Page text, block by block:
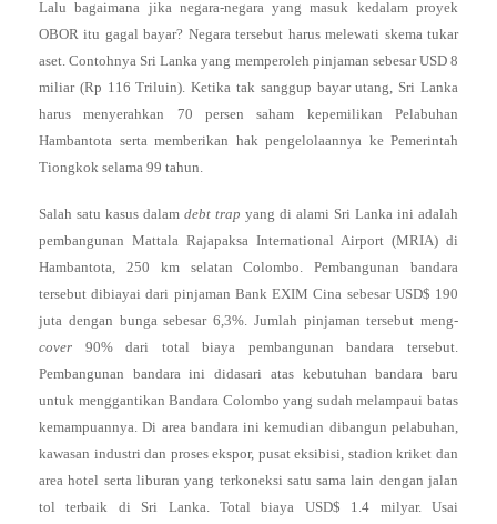
Lalu bagaimana jika negara-negara yang masuk kedalam proyek
OBOR itu gagal bayar? Negara tersebut harus melewati skema tukar
aset. Contohnya Sri Lanka yang memperoleh pinjaman sebesar USD 8
miliar (Rp 116 Triluin). Ketika tak sanggup bayar utang, Sri Lanka
harus menyerahkan 70 persen saham kepemilikan Pelabuhan
Hambantota serta memberikan hak pengelolaannya ke Pemerintah
Tiongkok selama 99 tahun.
Salah satu kasus dalam debt trap yang di alami Sri Lanka ini adalah
pembangunan Mattala Rajapaksa International Airport (MRIA) di
Hambantota, 250 km selatan Colombo. Pembangunan bandara
tersebut dibiayai dari pinjaman Bank EXIM Cina sebesar USD$ 190
juta dengan bunga sebesar 6,3%. Jumlah pinjaman tersebut meng-
cover 90% dari total biaya pembangunan bandara tersebut.
Pembangunan bandara ini didasari atas kebutuhan bandara baru
untuk menggantikan Bandara Colombo yang sudah melampaui batas
kemampuannya. Di area bandara ini kemudian dibangun pelabuhan,
kawasan industri dan proses ekspor, pusat eksibisi, stadion kriket dan
area hotel serta liburan yang terkoneksi satu sama lain dengan jalan
tol terbaik di Sri Lanka. Total biaya USD$ 1.4 milyar. Usai